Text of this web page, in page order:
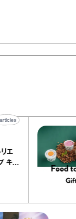
アトリエ
ープ キャ
40articles